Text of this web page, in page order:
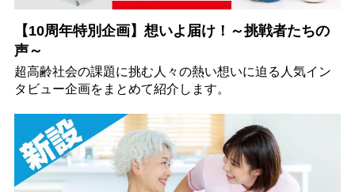
【10周年特別企画】想いよ届け！～挑戦者たちの
声～
超高齢社会の課題に挑む人々の熱い想いに迫る人気イン
タビュー企画をまとめて紹介します。